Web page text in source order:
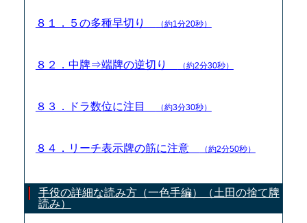
８１．５の多種早切り （約1分20秒）
８２．中牌⇒端牌の逆切り （約2分30秒）
８３．ドラ数位に注目 （約3分30秒）
８４．リーチ表示牌の筋に注意 （約2分50秒）
手役の詳細な読み方（一色手編）（土田の捨て牌
読み）